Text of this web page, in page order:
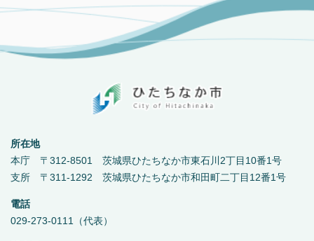
所在地
本庁 〒312-8501 茨城県ひたちなか市東石川2丁目10番1号
支所 〒311-1292 茨城県ひたちなか市和田町二丁目12番1号
電話
029-273-0111（代表）